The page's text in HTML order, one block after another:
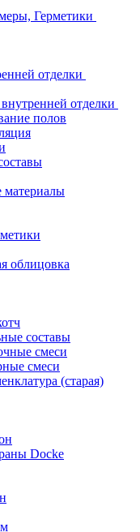
Герметики
отделки
отделки
полов
облицовка
составы
смеси
смеси
(старая)
Docke